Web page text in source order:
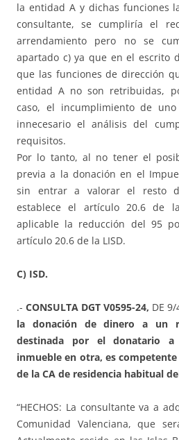
la entidad A y dichas funciones
consultante, se cumpliría el
arrendamiento pero no se
apartado c) ya que en el escrito
que las funciones de dirección
entidad A no son retribuidas,
caso, el incumplimiento de
innecesario el análisis del
requisitos.
Por lo tanto, al no tener el
previa a la donación en el
sin entrar a valorar el resto
establece el artículo 20.6 de
aplicable la reducción del 95
artículo 20.6 de la LISD.
C) ISD.
.- CONSULTA DGT V0595-24, DE
la donación de dinero a un
destinada por el donatario
inmueble en otra, es
de la CA de residencia habitual
“HECHOS: La consultante va a
Comunidad Valenciana, que